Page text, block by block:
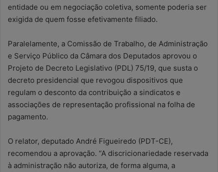
entidade ou em negociação coletiva, somente poderia ser
exigida de quem fosse efetivamente filiado.
Paralelamente, a Comissão de Trabalho, de Administração
e Serviço Público da Câmara dos Deputados aprovou o
Projeto de Decreto Legislativo (PDL) 75/19, que susta o
decreto presidencial que revogou dispositivos que
regulam o desconto da contribuição a sindicatos e
associações de representação profissional na folha de
pagamento.
O relator, deputado André Figueiredo (PDT-CE),
recomendou a aprovação. “A discricionariedade reservada
à administração não autoriza, de forma alguma, a